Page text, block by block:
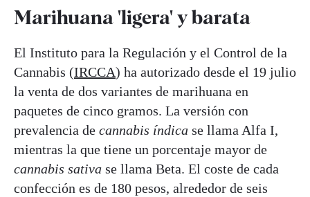
Marihuana 'ligera' y barata
El Instituto para la Regulación y el Control de la
Cannabis (IRCCA) ha autorizado desde el 19 julio
la venta de dos variantes de marihuana en
paquetes de cinco gramos. La versión con
prevalencia de cannabis índica se llama Alfa I,
mientras la que tiene un porcentaje mayor de
cannabis sativa se llama Beta. El coste de cada
confección es de 180 pesos, alrededor de seis